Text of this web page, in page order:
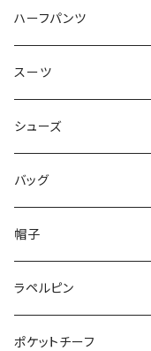
50/XL～
48/L
50/XL～
46/M
48/L
50/XL～
～44/S
46/M
48/L
50/XL～
ハーフパンツ
～44/S
46/M
48/L
50/XL～
スーツ
～44/S
46/M
48/L
50/XL～
シューズ
～25.5cm
26cm～
27cm～
28cm～
バッグ
帽子
ラペルピン
ポケットチーフ